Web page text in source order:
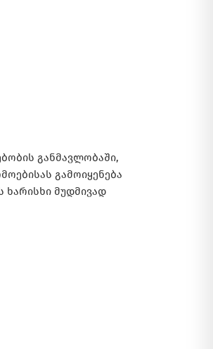
განმავლობაში,
გამოიყენება
მუდმივად